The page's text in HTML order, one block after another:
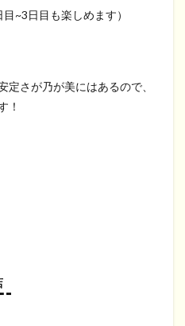
~3日目も楽しめます）
定さが乃が美にはあるので、
！